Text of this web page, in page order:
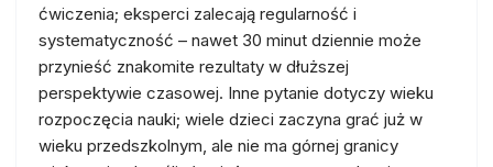
ćwiczenia; eksperci zalecają regularność i
systematyczność – nawet 30 minut dziennie może
przynieść znakomite rezultaty w dłuższej
perspektywie czasowej. Inne pytanie dotyczy wieku
rozpoczęcia nauki; wiele dzieci zaczyna grać już w
wieku przedszkolnym, ale nie ma górnej granicy